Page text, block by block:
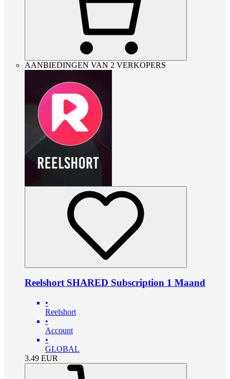
AANBIEDINGEN VAN 2 VERKOPERS
Reelshort SHARED Subscription 1 Maand
•
Reelshort
•
Account
•
GLOBAL
3.49 EUR